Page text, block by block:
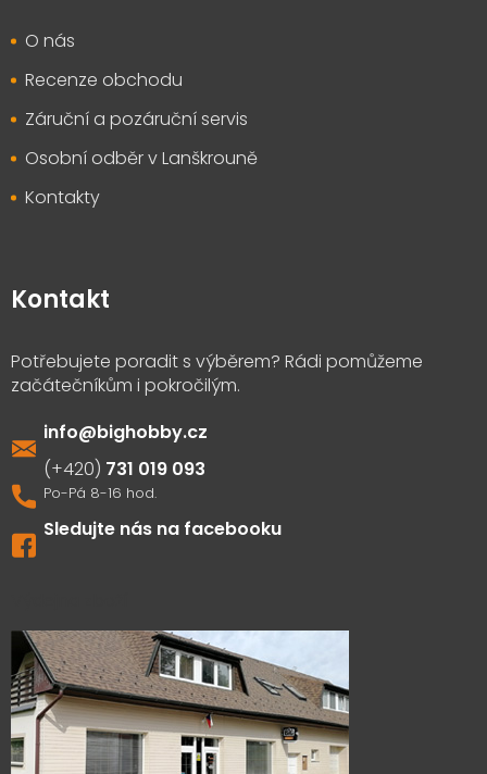
O nás
Recenze obchodu
Záruční a pozáruční servis
Osobní odběr v Lanškrouně
Kontakty
Kontakt
info@bighobby.cz
731 019 093
Sledujte nás na facebooku